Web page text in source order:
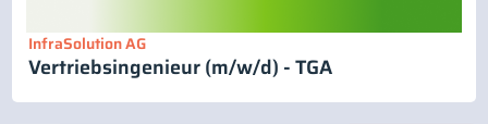
InfraSolution AG
Vertriebsingenieur (m/w/d) - TGA